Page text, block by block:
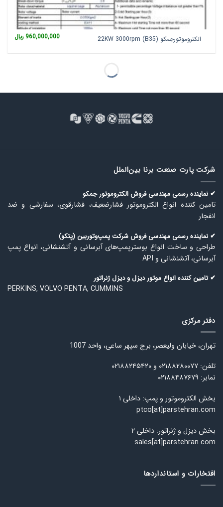
الکتروموتورجمکو 22KW 3000rpm (B35) 960,000,000 ﷼
شرکت پارت صنعت برنا بین‌الملل
✔ نماینده رسمی مهندسی فروش الكتروموتور جمكو
تامین كننده انواع الكتروموتور فشارضعیف، فشارقوی، سفارشی و ضد
انفجار
✔ نماینده رسمی مهندسی فروش شركت پمپ‌وتوربین (پتكو)
طراحی و ساخت انواع بوسترپمپ‌های آبرسانی و آتشنشانی، انواع پمپ
آبرسانی، آتشنشانی و API
✔ تامین كننده انواع موتور دیزل و دیزل ژنراتور
PERKINS, VOLVO PENTA, CUMMINS
دفتر مرکزی
تهران، خیابان ولیعصر، برج سپهر ساعی، واحد 1007
تلفن: ۰۲۱۸۸۲۸۰۰۷۷ و ۰۲۱۸۸۲۴۵۴۲۰
نمابر: ۰۲۱۸۸۴۸۷۶۷۹
بخش الکتروموتور و پمپ: داخلی ۱
ptco[at]parstehran.com
بخش دیزل و ژنراتور: داخلی ۲
sales[at]parstehran.com
افتخارات و استانداردها